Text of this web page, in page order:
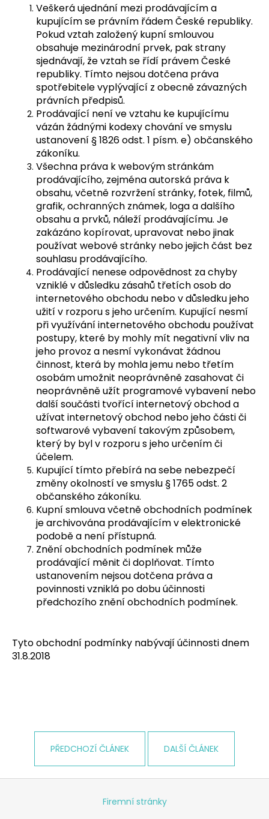
Veškerá ujednání mezi prodávajícím a
kupujícím se právním řádem České republiky.
Pokud vztah založený kupní smlouvou
obsahuje mezinárodní prvek, pak strany
sjednávají, že vztah se řídí právem České
republiky. Tímto nejsou dotčena práva
spotřebitele vyplývající z obecně závazných
právních předpisů.
Prodávající není ve vztahu ke kupujícímu
vázán žádnými kodexy chování ve smyslu
ustanovení § 1826 odst. 1 písm. e) občanského
zákoníku.
Všechna práva k webovým stránkám
prodávajícího, zejména autorská práva k
obsahu, včetně rozvržení stránky, fotek, filmů,
grafik, ochranných známek, loga a dalšího
obsahu a prvků, náleží prodávajícímu. Je
zakázáno kopírovat, upravovat nebo jinak
používat webové stránky nebo jejich část bez
souhlasu prodávajícího.
Prodávající nenese odpovědnost za chyby
vzniklé v důsledku zásahů třetích osob do
internetového obchodu nebo v důsledku jeho
užití v rozporu s jeho určením. Kupující nesmí
při využívání internetového obchodu používat
postupy, které by mohly mít negativní vliv na
jeho provoz a nesmí vykonávat žádnou
činnost, která by mohla jemu nebo třetím
osobám umožnit neoprávněně zasahovat či
neoprávněně užít programové vybavení nebo
další součásti tvořící internetový obchod a
užívat internetový obchod nebo jeho části či
softwarové vybavení takovým způsobem,
který by byl v rozporu s jeho určením či
účelem.
Kupující tímto přebírá na sebe nebezpečí
změny okolností ve smyslu § 1765 odst. 2
občanského zákoníku.
Kupní smlouva včetně obchodních podmínek
je archivována prodávajícím v elektronické
podobě a není přístupná.
Znění obchodních podmínek může
prodávající měnit či doplňovat. Tímto
ustanovením nejsou dotčena práva a
povinnosti vzniklá po dobu účinnosti
předchozího znění obchodních podmínek.
Tyto obchodní podmínky nabývají účinnosti dnem
31.8.2018
PŘEDCHOZÍ ČLÁNEK DALŠÍ ČLÁNEK
Z
Firemní stránky